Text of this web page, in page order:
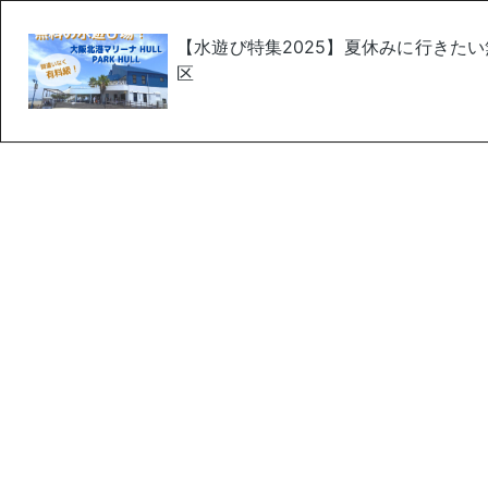
【水遊び特集2025】夏休みに行きた
区